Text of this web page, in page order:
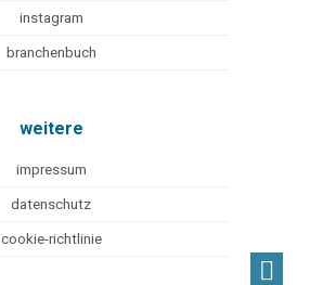
instagram
branchenbuch
weitere
impressum
datenschutz
cookie-richtlinie